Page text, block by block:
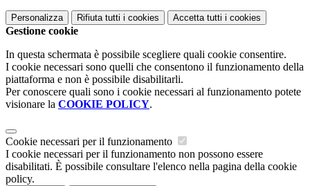
Personalizza Rifiuta tutti i cookies Accetta tutti i cookies
Gestione cookie
In questa schermata è possibile scegliere quali cookie consentire.
I cookie necessari sono quelli che consentono il funzionamento della
piattaforma e non è possibile disabilitarli.
Per conoscere quali sono i cookie necessari al funzionamento potete
visionare la COOKIE POLICY.
Cookie necessari per il funzionamento
I cookie necessari per il funzionamento non possono essere
disabilitati. È possibile consultare l'elenco nella pagina della cookie
policy.